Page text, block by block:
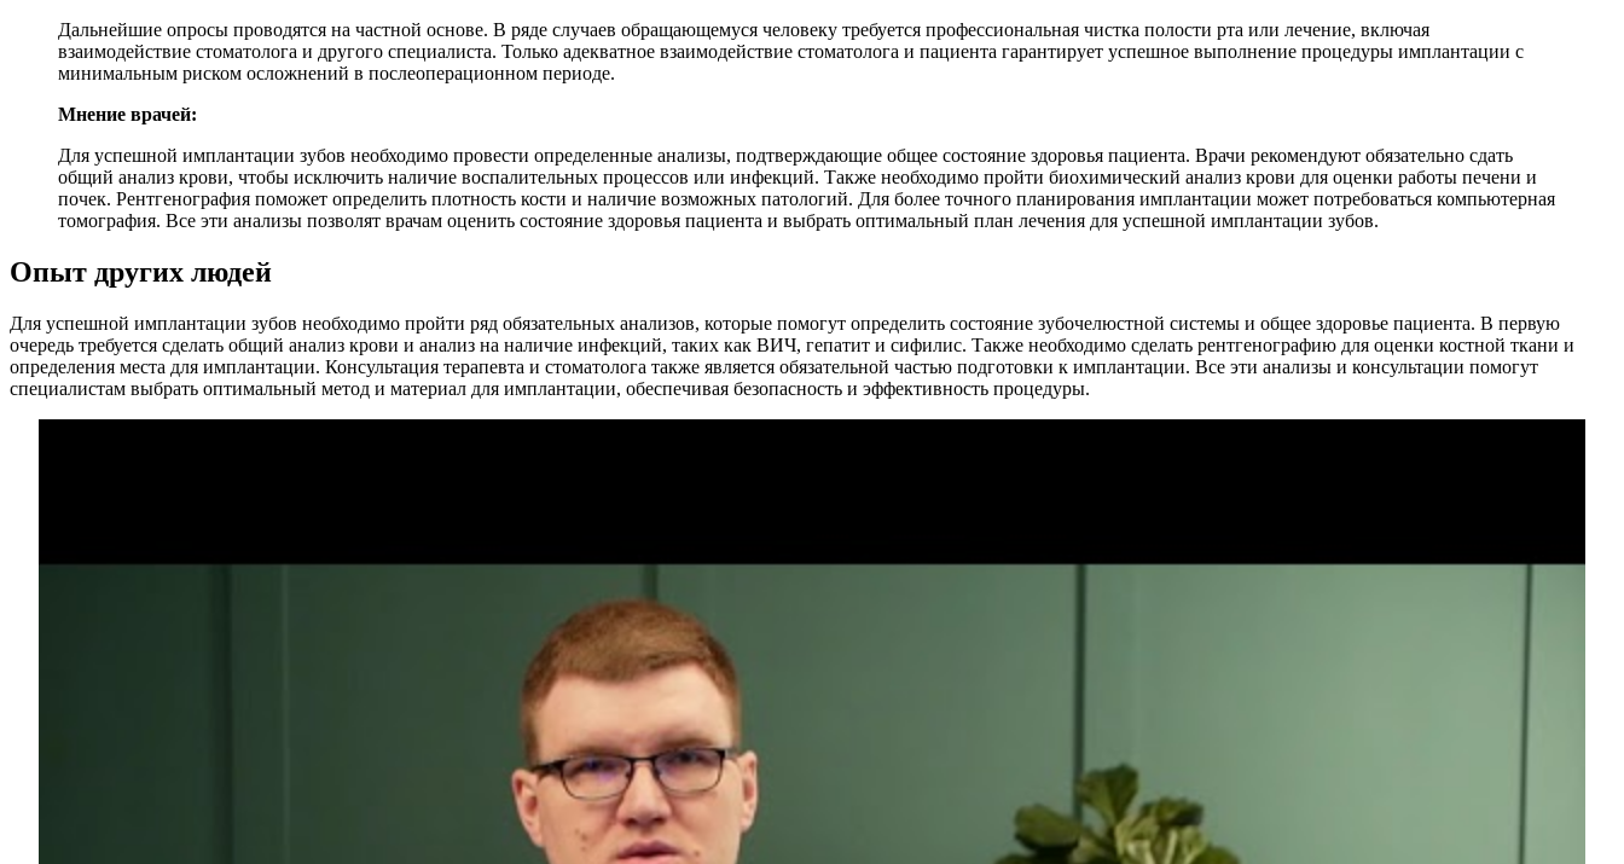
Дальнейшие опросы проводятся на частной основе. В ряде случаев обращающемуся человеку требуется профессиональная чистка полости рта или лечение, включая
взаимодействие стоматолога и другого специалиста. Только адекватное взаимодействие стоматолога и пациента гарантирует успешное выполнение процедуры имплантации с
минимальным риском осложнений в послеоперационном периоде.
Мнение врачей:
Для успешной имплантации зубов необходимо провести определенные анализы, подтверждающие общее состояние здоровья пациента. Врачи рекомендуют обязательно сдать
общий анализ крови, чтобы исключить наличие воспалительных процессов или инфекций. Также необходимо пройти биохимический анализ крови для оценки работы печени и
почек. Рентгенография поможет определить плотность кости и наличие возможных патологий. Для более точного планирования имплантации может потребоваться компьютерная
томография. Все эти анализы позволят врачам оценить состояние здоровья пациента и выбрать оптимальный план лечения для успешной имплантации зубов.
Опыт других людей
Для успешной имплантации зубов необходимо пройти ряд обязательных анализов, которые помогут определить состояние зубочелюстной системы и общее здоровье пациента. В первую
очередь требуется сделать общий анализ крови и анализ на наличие инфекций, таких как ВИЧ, гепатит и сифилис. Также необходимо сделать рентгенографию для оценки костной ткани и
определения места для имплантации. Консультация терапевта и стоматолога также является обязательной частью подготовки к имплантации. Все эти анализы и консультации помогут
специалистам выбрать оптимальный метод и материал для имплантации, обеспечивая безопасность и эффективность процедуры.